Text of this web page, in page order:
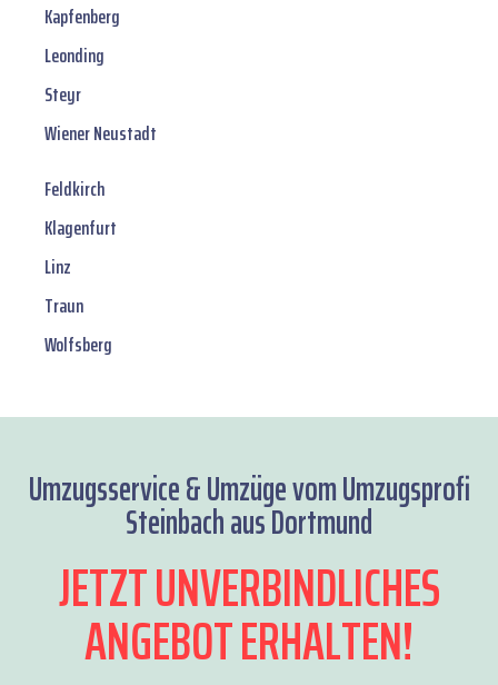
Kapfenberg
Leonding
Steyr
Wiener Neustadt
Feldkirch
Klagenfurt
Linz
Traun
Wolfsberg
Umzugsservice & Umzüge vom Umzugsprofi
Steinbach aus Dortmund
JETZT UNVERBINDLICHES
ANGEBOT ERHALTEN!